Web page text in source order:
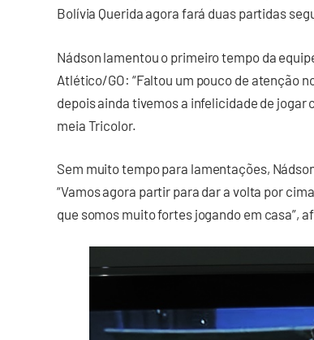
Bolívia Querida agora fará duas partidas
Nádson lamentou o primeiro tempo da
Atlético/GO: “Faltou um pouco de atenção
depois ainda tivemos a infelicidade de jogar
meia Tricolor.
Sem muito tempo para lamentações,
“Vamos agora partir para dar a volta por
que somos muito fortes jogando em casa”,